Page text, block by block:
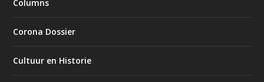
Columns
Corona Dossier
Cultuur en Historie